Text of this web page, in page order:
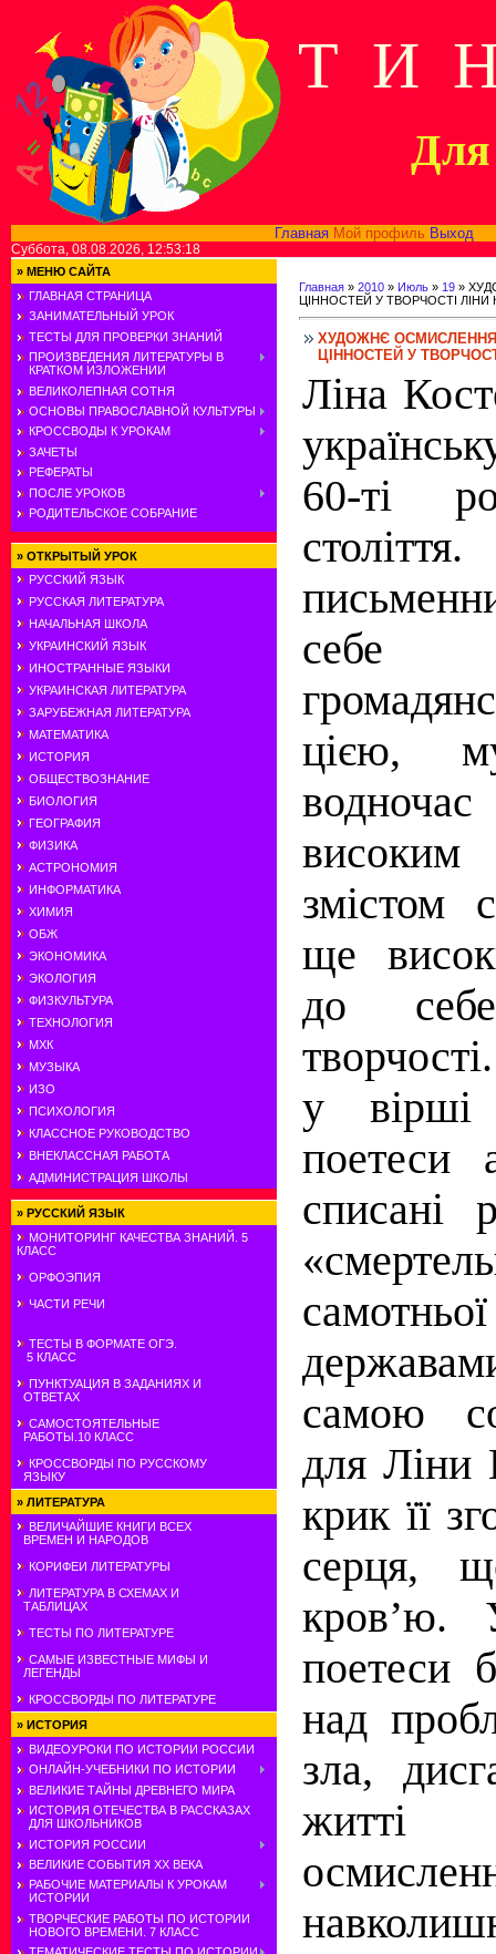
Т И
Для
Главная Мой профиль Выход
Суббота, 08.08.2026, 12:53:18
» МЕНЮ САЙТА
ГЛАВНАЯ СТРАНИЦА
ЗАНИМАТЕЛЬНЫЙ УРОК
ТЕСТЫ ДЛЯ ПРОВЕРКИ ЗНАНИЙ
ПРОИЗВЕДЕНИЯ ЛИТЕРАТУРЫ В
КРАТКОМ ИЗЛОЖЕНИИ
ВЕЛИКОЛЕПНАЯ СОТНЯ
ОСНОВЫ ПРАВОСЛАВНОЙ КУЛЬТУРЫ
КРОССВОДЫ К УРОКАМ
ЗАЧЕТЫ
РЕФЕРАТЫ
ПОСЛЕ УРОКОВ
РОДИТЕЛЬСКОЕ СОБРАНИЕ
» ОТКРЫТЫЙ УРОК
РУССКИЙ ЯЗЫК
РУССКАЯ ЛИТЕРАТУРА
НАЧАЛЬНАЯ ШКОЛА
УКРАИНСКИЙ ЯЗЫК
ИНОСТРАННЫЕ ЯЗЫКИ
УКРАИНСКАЯ ЛИТЕРАТУРА
ЗАРУБЕЖНАЯ ЛИТЕРАТУРА
МАТЕМАТИКА
ИСТОРИЯ
ОБЩЕСТВОЗНАНИЕ
БИОЛОГИЯ
ГЕОГРАФИЯ
ФИЗИКА
АСТРОНОМИЯ
ИНФОРМАТИКА
ХИМИЯ
ОБЖ
ЭКОНОМИКА
ЭКОЛОГИЯ
ФИЗКУЛЬТУРА
ТЕХНОЛОГИЯ
МХК
МУЗЫКА
ИЗО
ПСИХОЛОГИЯ
КЛАССНОЕ РУКОВОДСТВО
ВНЕКЛАССНАЯ РАБОТА
АДМИНИСТРАЦИЯ ШКОЛЫ
» РУССКИЙ ЯЗЫК
МОНИТОРИНГ КАЧЕСТВА ЗНАНИЙ. 5
КЛАСС
ОРФОЭПИЯ
ЧАСТИ РЕЧИ
ТЕСТЫ В ФОРМАТЕ ОГЭ.
5 КЛАСС
ПУНКТУАЦИЯ В ЗАДАНИЯХ И
ОТВЕТАХ
САМОСТОЯТЕЛЬНЫЕ
РАБОТЫ.10 КЛАСС
КРОССВОРДЫ ПО РУССКОМУ
ЯЗЫКУ
» ЛИТЕРАТУРА
ВЕЛИЧАЙШИЕ КНИГИ ВСЕХ
ВРЕМЕН И НАРОДОВ
КОРИФЕИ ЛИТЕРАТУРЫ
ЛИТЕРАТУРА В СХЕМАХ И
ТАБЛИЦАХ
ТЕСТЫ ПО ЛИТЕРАТУРЕ
САМЫЕ ИЗВЕСТНЫЕ МИФЫ И
ЛЕГЕНДЫ
КРОССВОРДЫ ПО ЛИТЕРАТУРЕ
» ИСТОРИЯ
ВИДЕОУРОКИ ПО ИСТОРИИ РОССИИ
ОНЛАЙН-УЧЕБНИКИ ПО ИСТОРИИ
ВЕЛИКИЕ ТАЙНЫ ДРЕВНЕГО МИРА
ИСТОРИЯ ОТЕЧЕСТВА В РАССКАЗАХ
ДЛЯ ШКОЛЬНИКОВ
ИСТОРИЯ РОССИИ
ВЕЛИКИЕ СОБЫТИЯ ХХ ВЕКА
РАБОЧИЕ МАТЕРИАЛЫ К УРОКАМ
ИСТОРИИ
ТВОРЧЕСКИЕ РАБОТЫ ПО ИСТОРИИ
НОВОГО ВРЕМЕНИ. 7 КЛАСС
Главная » 2010 » Июль » 19 »
ЦІННОСТЕЙ У ТВОРЧОСТІ ЛІНИ
ХУДОЖНЄ
ЦІННОСТЕЙ У
Ліна
60-ті
цією,
високим
змістом
ще
до
у
поетеси
самою
для Ліни
крик її
серця,
кров’ю.
поетеси
над
зла,